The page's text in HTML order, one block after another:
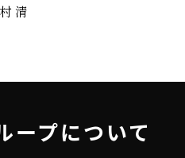
清
ープについて